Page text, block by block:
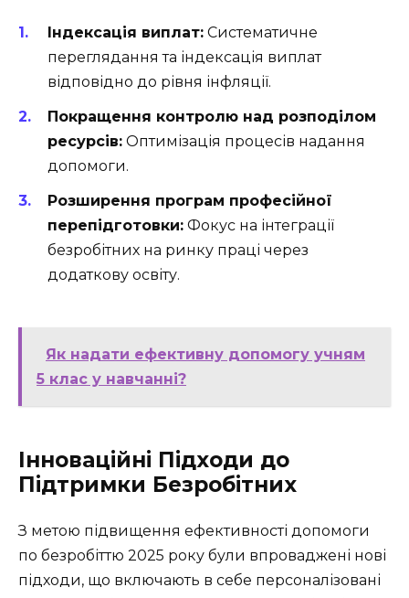
Індексація виплат: Систематичне
переглядання та індексація виплат
відповідно до рівня інфляції.
Покращення контролю над розподілом
ресурсів: Оптимізація процесів надання
допомоги.
Розширення програм професійної
перепідготовки: Фокус на інтеграції
безробітних на ринку праці через
додаткову освіту.
Як надати ефективну допомогу учням
5 клас у навчанні?
Інноваційні Підходи до
Підтримки Безробітних
З метою підвищення ефективності допомоги
по безробіттю 2025 року були впроваджені нові
підходи, що включають в себе персоналізовані